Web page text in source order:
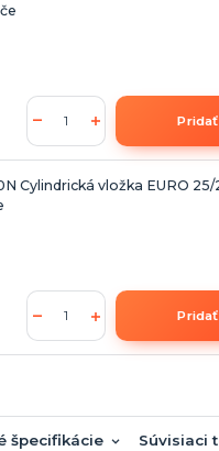
Cylindrická vložka EURO
špecifikácie Súvisiaci